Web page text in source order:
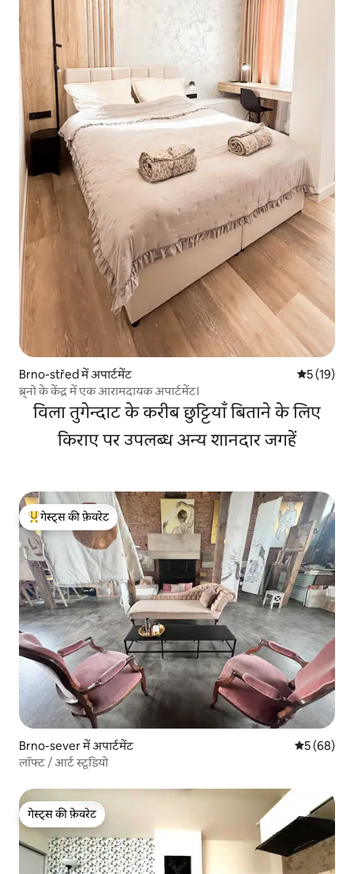
Brno-střed में अपार्टमेंट औसत रेटिंग
5 (19)
ब्र्नो के केंद्र में एक आरामदायक अपार्टमेंट।
विला तुगेन्दाट के करीब छुट्टियाँ बिताने के लिए
किराए पर उपलब्ध अन्य शानदार जगहें
गेस्ट्स का टॉप फ़ेवरेट
गेस्ट्स की फ़ेवरेट
Brno-sever में अपार्टमेंट औसत रेटिंग
5 (68)
लॉफ्ट / आर्ट स्टूडियो
गेस्ट्स की फ़ेवरेट
गेस्ट्स की फ़ेवरेट